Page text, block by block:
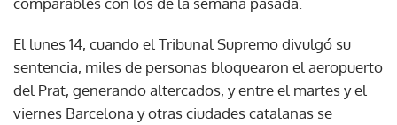
El lunes 14, cuando el Tribunal Supremo divulgó su
sentencia, miles de personas bloquearon el aeropuerto
del Prat, generando altercados, y entre el martes y el
viernes Barcelona y otras ciudades catalanas se